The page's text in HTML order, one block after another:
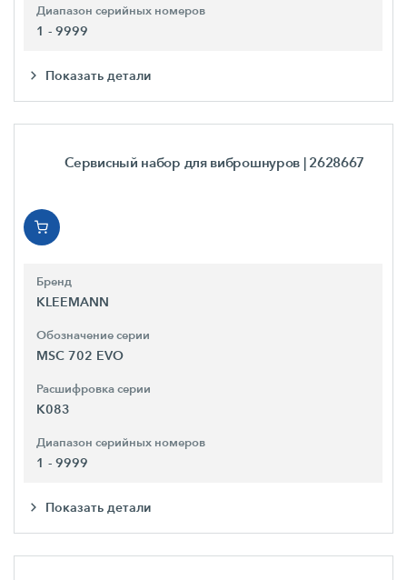
Диапазон серийных номеров
1 - 9999
Показать детали
Сервисный набор для виброшнуров | 2628667
Бренд
KLEEMANN
Обозначение серии
MSC 702 EVO
Расшифровка серии
K083
Диапазон серийных номеров
1 - 9999
Показать детали